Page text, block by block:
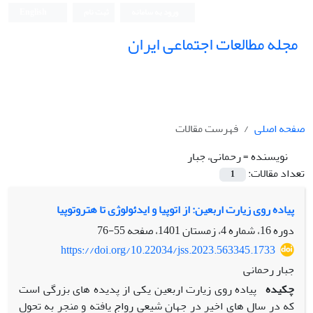
مجله مطالعات اجتماعی ایران
صفحه اصلی
فهرست مقالات
نویسنده =رحمانی، جبار
تعداد مقالات:
1
پیاده روی زیارت اربعین: از اتوپیا و ایدئولوژی تا هتروتوپیا
دوره 16، شماره 4، زمستان 1401، صفحه
55-76
https://doi.org/10.22034/jss.2023.563345.1733
جبار رحمانی
چکیده پیاده روی زیارت اربعین یکی از پدیده های بزرگی است
که در سال های اخیر در جهان شیعی رواج یافته و منجر به تحول